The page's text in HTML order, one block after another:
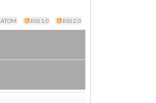
ATOM RSS 1.0 RSS 2.0